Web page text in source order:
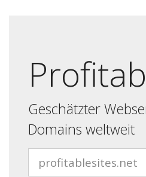
Geschätzter
Domains weltweit